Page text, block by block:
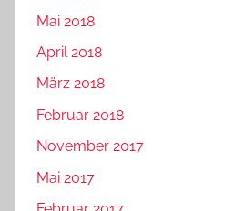
Mai 2018
April 2018
März 2018
Februar 2018
November 2017
Mai 2017